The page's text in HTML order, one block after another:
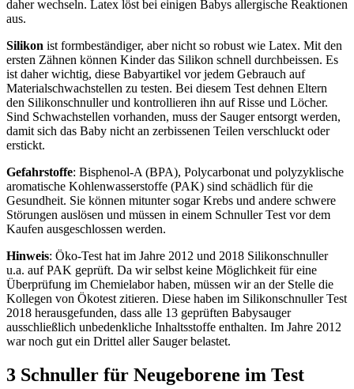
daher wechseln. Latex löst bei einigen Babys allergische Reaktionen
aus.
Silikon ist formbeständiger, aber nicht so robust wie Latex. Mit den
ersten Zähnen können Kinder das Silikon schnell durchbeissen. Es
ist daher wichtig, diese Babyartikel vor jedem Gebrauch auf
Materialschwachstellen zu testen. Bei diesem Test dehnen Eltern
den Silikonschnuller und kontrollieren ihn auf Risse und Löcher.
Sind Schwachstellen vorhanden, muss der Sauger entsorgt werden,
damit sich das Baby nicht an zerbissenen Teilen verschluckt oder
erstickt.
Gefahrstoffe: Bisphenol-A (BPA), Polycarbonat und polyzyklische
aromatische Kohlenwasserstoffe (PAK) sind schädlich für die
Gesundheit. Sie können mitunter sogar Krebs und andere schwere
Störungen auslösen und müssen in einem Schnuller Test vor dem
Kaufen ausgeschlossen werden.
Hinweis: Öko-Test hat im Jahre 2012 und 2018 Silikonschnuller
u.a. auf PAK geprüft. Da wir selbst keine Möglichkeit für eine
Überprüfung im Chemielabor haben, müssen wir an der Stelle die
Kollegen von Ökotest zitieren. Diese haben im Silikonschnuller Test
2018 herausgefunden, dass alle 13 geprüften Babysauger
ausschließlich unbedenkliche Inhaltsstoffe enthalten. Im Jahre 2012
war noch gut ein Drittel aller Sauger belastet.
3 Schnuller für Neugeborene im Test